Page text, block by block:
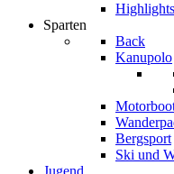
Highlights
Sparten
Back
Kanupolo
Bergsport
Ski und
Jugend